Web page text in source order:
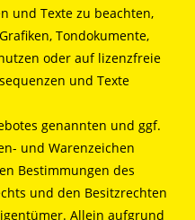
und Texte zu beachten,
Tondokumente,
oder auf lizenzfreie
und Texte
genannten und ggf.
und Warenzeichen
Bestimmungen des
und den Besitzrechten
Allein aufgrund